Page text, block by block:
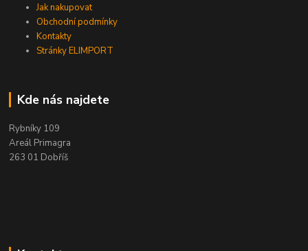
Jak nakupovat
Obchodní podmínky
Kontakty
Stránky ELIMPORT
Kde nás najdete
Rybníky 109
Areál Primagra
263 01 Dobříš